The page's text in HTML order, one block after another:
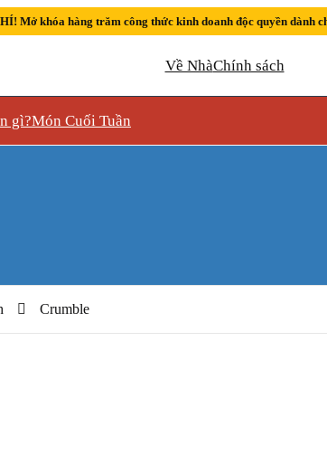
Mở khóa hàng trăm công thức kinh doanh độc quyền
Về NhàChính sách
gì?Món Cuối Tuần
Crumble